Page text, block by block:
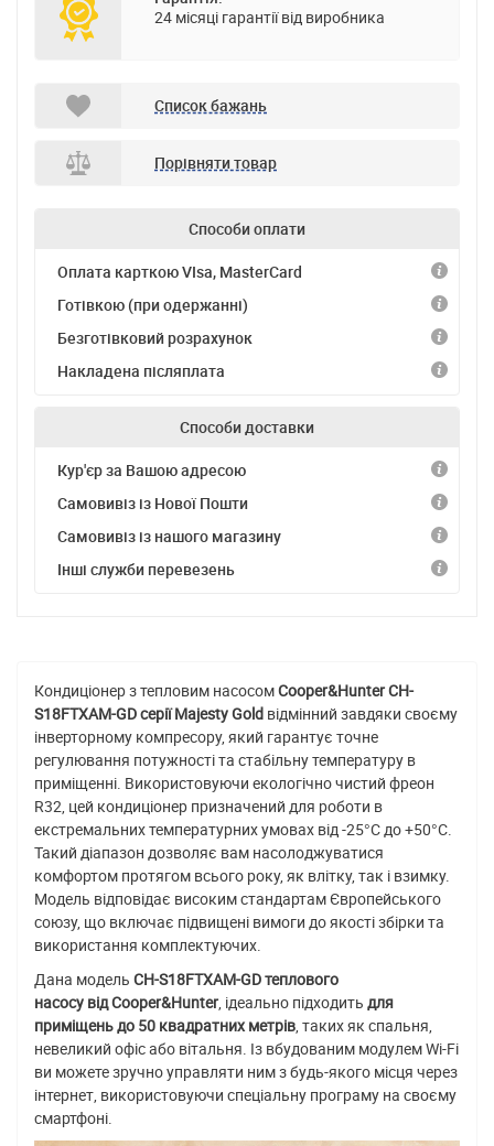
24 місяці гарантії від виробника
Список бажань
Порівняти товар
Способи оплати
Оплата карткою VIsa, MasterCard
Готівкою (при одержанні)
Безготівковий розрахунок
Накладена післяплата
Способи доставки
Кур'єр за Вашою адресою
Самовивіз із Нової Пошти
Самовивіз із нашого магазину
Інші служби перевезень
Кондиціонер з тепловим насосомCooper&HunterCH-
S18FTXAM-GD серії Majesty Gold відмінний завдяки своєму
інверторному компресору, який гарантує точне
регулювання потужності та стабільну температуру в
приміщенні. Використовуючи екологічно чистий фреон
R32, цей кондиціонер призначений для роботи в
екстремальних температурних умовах від -25°С до +50°С.
Такий діапазон дозволяє вам насолоджуватися
комфортом протягом всього року, як влітку, так і взимку.
Модель відповідає високим стандартам Європейського
союзу, що включає підвищені вимоги до якості збірки та
використання комплектуючих.
Дана модель CH-S18FTXAM-GD теплового
насосу відCooper&Hunter, ідеально підходить для
приміщень до 50 квадратних метрів, таких як спальня,
невеликий офіс або вітальня. Із вбудованим модулем Wi-Fi
ви можете зручно управляти ним з будь-якого місця через
інтернет, використовуючи спеціальну програму на своєму
смартфоні.